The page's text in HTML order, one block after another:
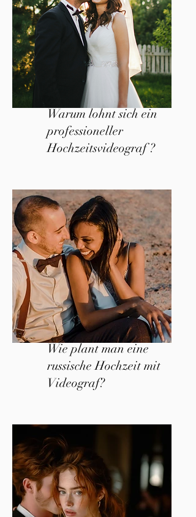
Warum lohnt sich ein
professioneller
Hochzeitsvideograf ?
Wie plant man eine
russische Hochzeit mit
Videograf?